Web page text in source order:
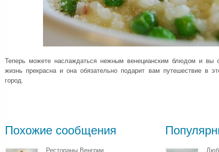
Теперь можете наслаждаться нежным венецианским блюдом и вы
жизнь прекрасна и она обязательно подарит вам путешествие в
город.
Похожие сообщения
Рестораны Венгрии